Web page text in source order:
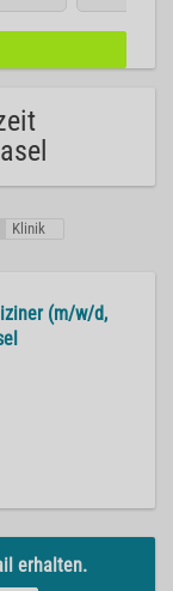
Klinik
(m/w/d,
erhalten.